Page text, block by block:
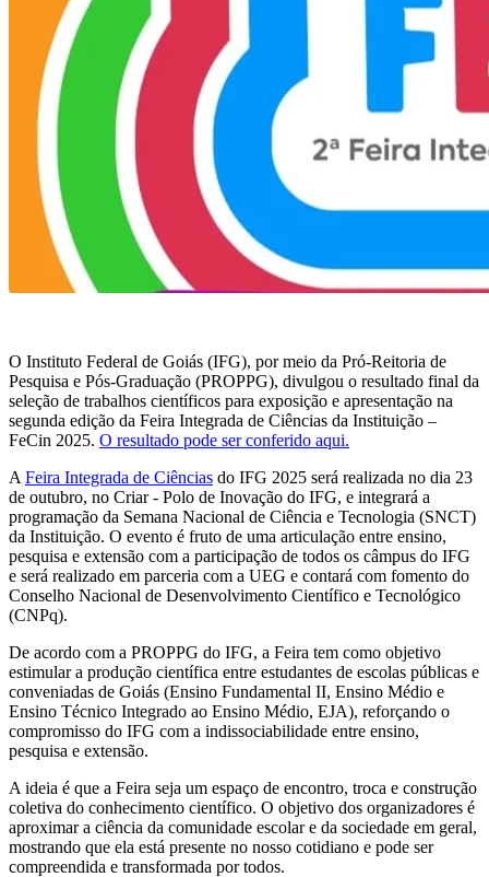
O Instituto Federal de Goiás (IFG), por meio da Pró-Reitoria de
Pesquisa e Pós-Graduação (PROPPG), divulgou o resultado final da
seleção de trabalhos científicos para exposição e apresentação na
segunda edição da Feira Integrada de Ciências da Instituição –
FeCin 2025. O resultado pode ser conferido aqui.
A Feira Integrada de Ciências do IFG 2025 será realizada no dia 23
de outubro, no Criar - Polo de Inovação do IFG, e integrará a
programação da Semana Nacional de Ciência e Tecnologia (SNCT)
da Instituição. O evento é fruto de uma articulação entre ensino,
pesquisa e extensão com a participação de todos os câmpus do IFG
e será realizado em parceria com a UEG e contará com fomento do
Conselho Nacional de Desenvolvimento Científico e Tecnológico
(CNPq).
De acordo com a PROPPG do IFG, a Feira tem como objetivo
estimular a produção científica entre estudantes de escolas públicas e
conveniadas de Goiás (Ensino Fundamental II, Ensino Médio e
Ensino Técnico Integrado ao Ensino Médio, EJA), reforçando o
compromisso do IFG com a indissociabilidade entre ensino,
pesquisa e extensão.
A ideia é que a Feira seja um espaço de encontro, troca e construção
coletiva do conhecimento científico. O objetivo dos organizadores é
aproximar a ciência da comunidade escolar e da sociedade em geral,
mostrando que ela está presente no nosso cotidiano e pode ser
compreendida e transformada por todos.